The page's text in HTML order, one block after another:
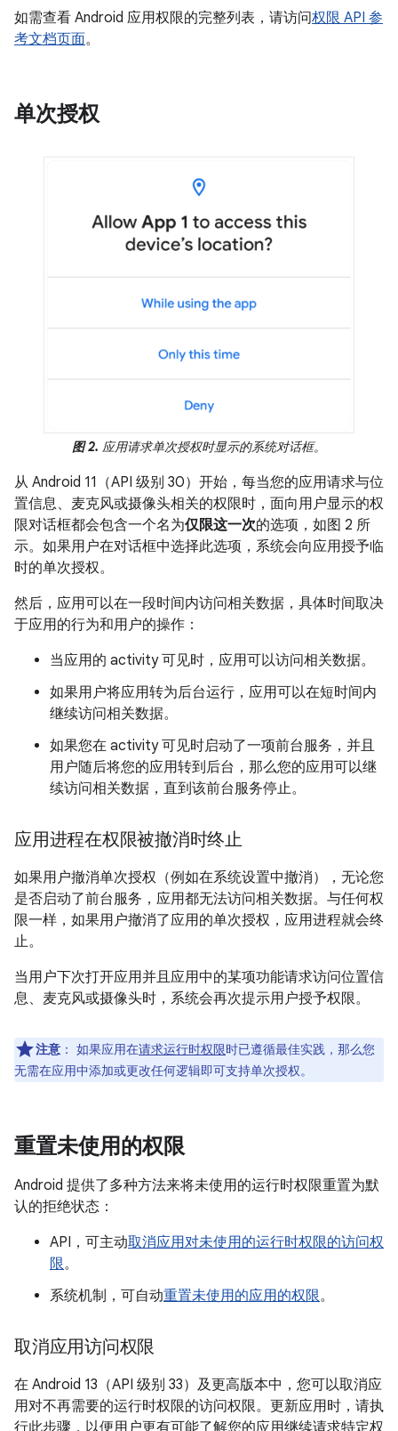
如需查看 Android 应用权限的完整列表，请访问权限 API 参
考文档页面。
单次授权
图 2. 应用请求单次授权时显示的系统对话框。
从 Android 11（API 级别 30）开始，每当您的应用请求与位
置信息、麦克风或摄像头相关的权限时，面向用户显示的权
限对话框都会包含一个名为仅限这一次的选项，如图 2 所
示。如果用户在对话框中选择此选项，系统会向应用授予临
时的单次授权。
然后，应用可以在一段时间内访问相关数据，具体时间取决
于应用的行为和用户的操作：
当应用的 activity 可见时，应用可以访问相关数据。
如果用户将应用转为后台运行，应用可以在短时间内
继续访问相关数据。
如果您在 activity 可见时启动了一项前台服务，并且
用户随后将您的应用转到后台，那么您的应用可以继
续访问相关数据，直到该前台服务停止。
应用进程在权限被撤消时终止
如果用户撤消单次授权（例如在系统设置中撤消），无论您
是否启动了前台服务，应用都无法访问相关数据。与任何权
限一样，如果用户撤消了应用的单次授权，应用进程就会终
止。
当用户下次打开应用并且应用中的某项功能请求访问位置信
息、麦克风或摄像头时，系统会再次提示用户授予权限。
注意 ： 如果应用在请求运行时权限时已遵循最佳实践，那么您
无需在应用中添加或更改任何逻辑即可支持单次授权。
重置未使用的权限
Android 提供了多种方法来将未使用的运行时权限重置为默
认的拒绝状态：
API，可主动取消应用对未使用的运行时权限的访问权
限。
系统机制，可自动重置未使用的应用的权限。
取消应用访问权限
在 Android 13（API 级别 33）及更高版本中，您可以取消应
用对不再需要的运行时权限的访问权限。更新应用时，请执